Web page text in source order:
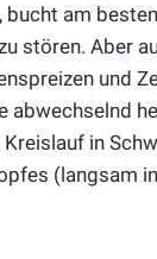
am
stören. Aber
und
abwechselnd
in
(langsam